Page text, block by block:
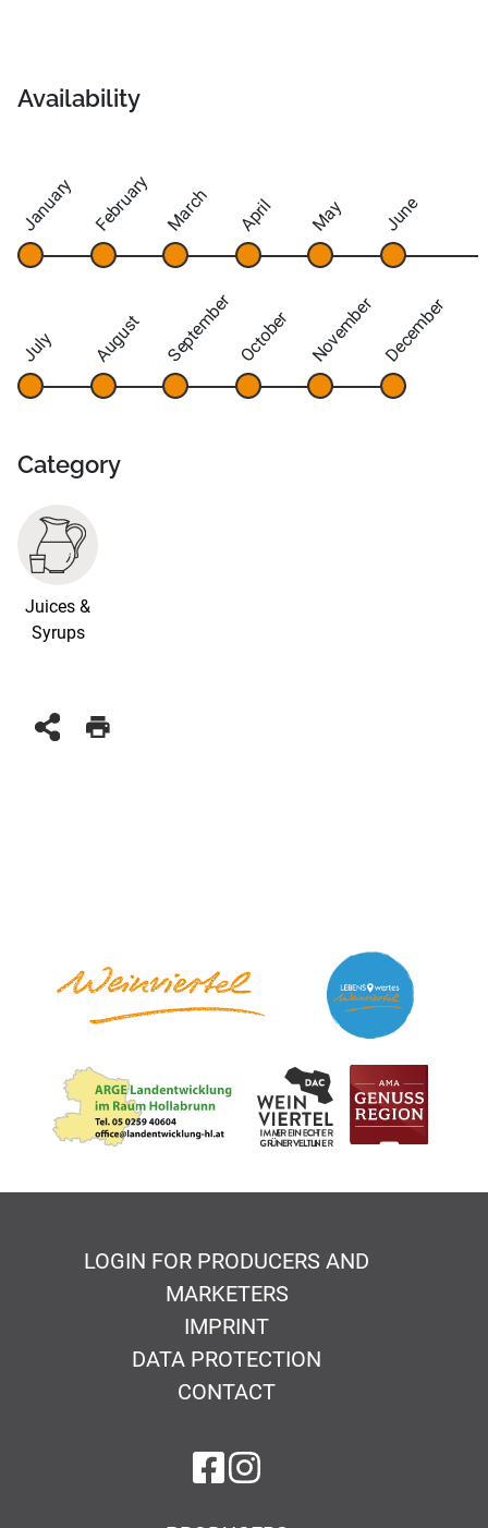
Availability
January February March April May June
July August September October November December
Category
Juices &
Syrups
LOGIN FOR PRODUCERS AND
MARKETERS
IMPRINT
DATA PROTECTION
CONTACT
on Facebook
on Instagram